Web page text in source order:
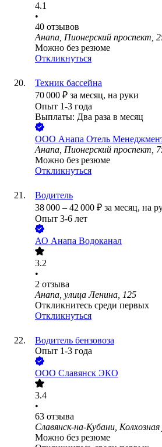
4.1
•
40 отзывов
Анапа, Пионерский проспект,
Можно без резюме
Откликнуться
Техник бассейна
70 000 ₽ за месяц, на руки
Опыт 1-3 года
Выплаты: Два раза в месяц
ООО Анапа Отель
Анапа, Пионерский проспект,
Можно без резюме
Откликнуться
Водитель
38 000 – 42 000 ₽ за месяц, на
Опыт 3-6 лет
АО Анапа Водоканал
3.2
•
2 отзыва
Анапа, улица Ленина, 125
Откликнитесь среди первых
Откликнуться
Водитель бензовоза
Опыт 1-3 года
ООО Славянск ЭКО
3.4
•
63 отзыва
Славянск-на-Кубани,
Можно без резюме